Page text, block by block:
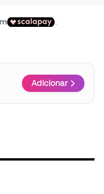
Adicionar